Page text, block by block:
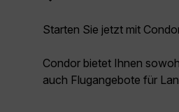
Starten Sie jetzt mit
Condor bietet Ihnen
auch Flugangebote für